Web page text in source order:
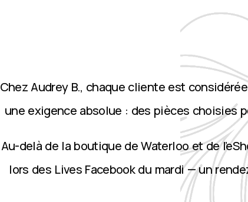
Chez Audrey B., chaque cliente est
une exigence absolue : des pièces choisies
Au-delà de la boutique de Waterloo et de
lors des Lives Facebook du mardi — un